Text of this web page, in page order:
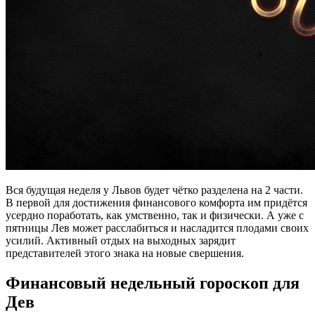
Вся будущая неделя у Львов будет чётко разделена на 2 части.
В первой для достижения финансового комфорта им придётся
усердно поработать, как умственно, так и физически. А уже с
пятницы Лев может расслабиться и насладится плодами своих
усилий. Активный отдых на выходных зарядит
представителей этого знака на новые свершения.
Финансовый недельный гороскоп для
Дев